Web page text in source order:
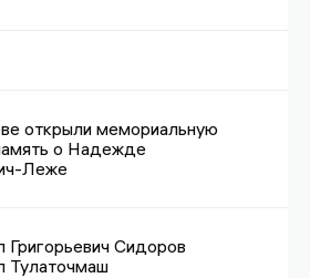
открыли мемориальную
о Надежде
Леже
Григорьевич Сидоров
Тулаточмаш